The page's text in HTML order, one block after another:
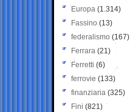
Europa (1.314)
Fassino (13)
federalismo (167)
Ferrara (21)
Ferretti (6)
ferrovie (133)
finanziaria (325)
Fini (821)